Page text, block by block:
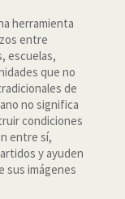
herramienta
entre
escuelas,
que no
de
no significa
condiciones
entre sí,
y ayuden
sus imágenes